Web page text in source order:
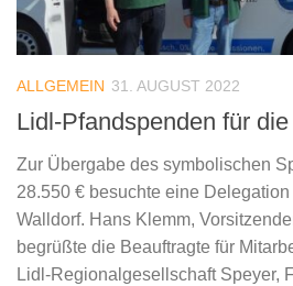
ALLGEMEIN 31. AUGUST 2022
Lidl-Pfandspenden für die
Zur Übergabe des symbolischen
28.550 € besuchte eine Delegation
Walldorf. Hans Klemm,
begrüßte die Beauftragte für
Lidl-Regionalgesellschaft Speyer,